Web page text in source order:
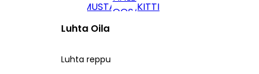
Luhta Oila
Luhta reppu